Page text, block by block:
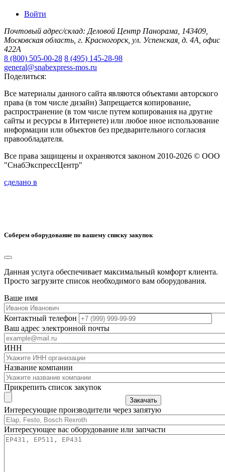
Войти
Почтовый адрес/склад: Деловой Центр Панорама, 143409,
Московская область, г. Красногорск, ул. Успенская, д. 4А, офис
422А
8 (800) 505-00-28 8 (495) 145-28-98
general@snabexpress-mos.ru
Поделиться:
Все материалы данного сайта являются объектами авторского
права (в том числе дизайн) Запрещается копирование,
распространение (в том числе путем копирования на другие
сайты и ресурсы в Интернете) или любое иное использование
информации или объектов без предварительного согласия
правообладателя.
Все права защищены и охраняются законом 2010-2026 © ООО
"СнабЭкспрессЦентр"
сделано в
Соберем оборудование по вашему списку закупок
Данная услуга обеспечивает максимальный комфорт клиента.
Просто загрузите список необходимого вам оборудования.
Ваше имя
Контактный телефон
Ваш адрес электронной почты
ИНН
Название компании
Прикрепить список закупок
Закачать
Интересующие производители через запятую
Интересующее вас оборудование или запчасти